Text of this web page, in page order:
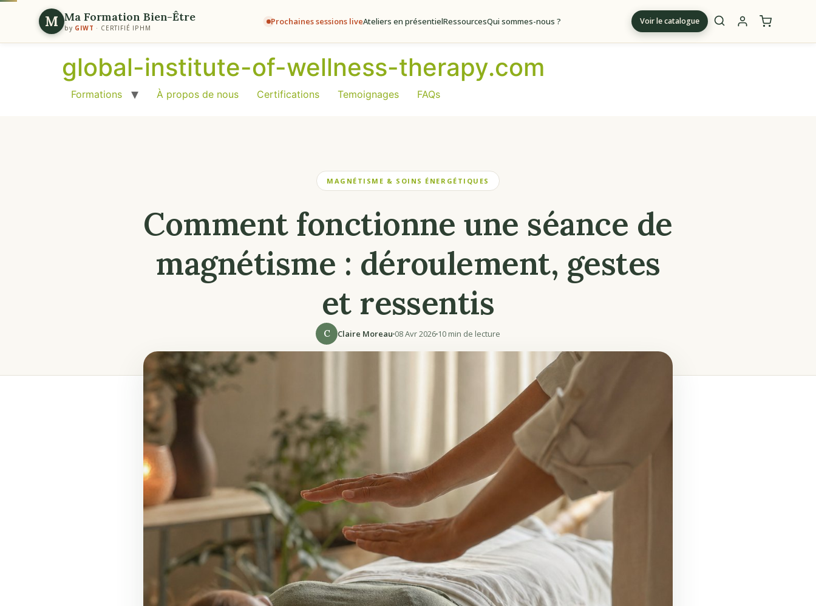
M Ma Formation Bien-Être
by GIWT · CERTIFIÉ IPHM
Prochaines sessions liveAteliers en présentielRessourcesQui sommes-nous ? Voir le catalogue
global-institute-of-wellness-therapy.com
Formations À propos de nous Certifications Temoignages FAQs
MAGNÉTISME & SOINS ÉNERGÉTIQUES
Comment fonctionne une séance de
magnétisme : déroulement, gestes
et ressentis
C Claire Moreau 08 Avr 2026 10 min de lecture